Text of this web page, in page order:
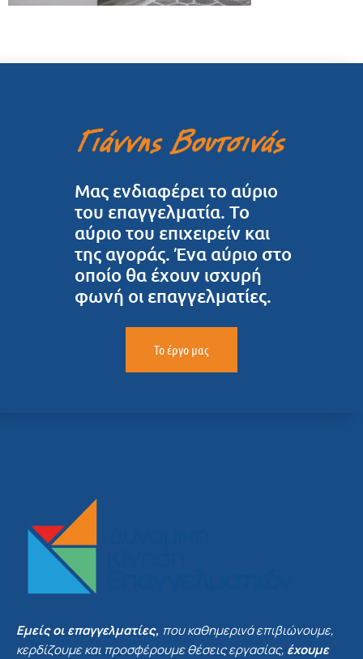
Μας ενδιαφέρει το αύριο
του επαγγελματία. Το
αύριο του επιχειρείν και
της αγοράς. Ένα αύριο στο
οποίο θα έχουν ισχυρή
φωνή οι επαγγελματίες.
Το έργο μας
Εμείς οι επαγγελματίες, που καθημερινά επιβιώνουμε,
κερδίζουμε και προσφέρουμε θέσεις εργασίας, έχουμε